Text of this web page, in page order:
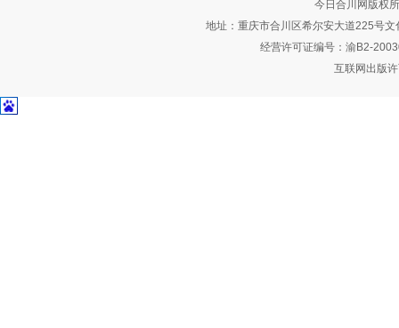
今日合川网版权
地址：重庆市合川区希尔安大道225号
经营许可证编号：渝B2-
互联网出版